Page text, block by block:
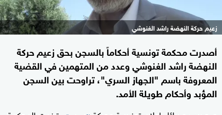
زعيم حركة النهضة راشد الغنوشي
أصدرت محكمة تونسية أحكاماً بالسجن بحق زعيم حركة
النهضة راشد الغنوشي وعدد من المتهمين في القضية
المعروفة باسم "الجهاز السري"، تراوحت بين السجن
المؤبد وأحكام طويلة الأمد.